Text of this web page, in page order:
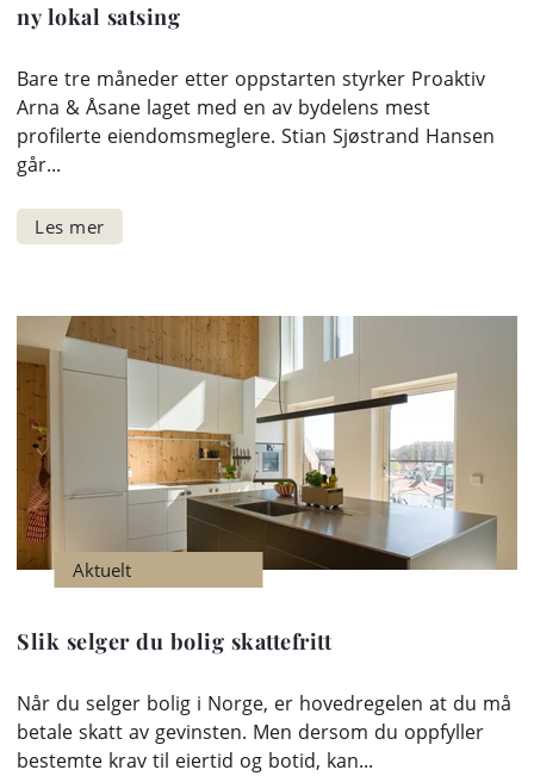
ny lokal satsing
Bare tre måneder etter oppstarten styrker Proaktiv
Arna & Åsane laget med en av bydelens mest
profilerte eiendomsmeglere. Stian Sjøstrand Hansen
går...
Aktuelt
Slik selger du bolig skattefritt
Når du selger bolig i Norge, er hovedregelen at du må
betale skatt av gevinsten. Men dersom du oppfyller
bestemte krav til eiertid og botid, kan...